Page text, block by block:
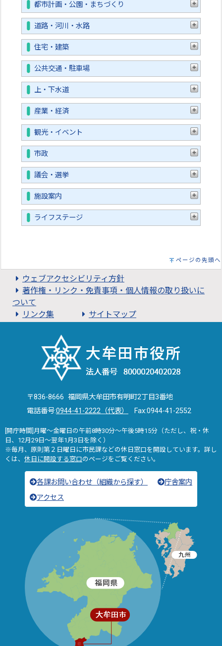
都市計画・公園・まちづくり
道路・河川・水路
住宅・建築
公共交通・駐車場
上・下水道
産業・経済
観光・イベント
市政
議会・選挙
施設案内
ライフステージ
ページの先頭へ
ウェブアクセシビリティ方針
著作権・リンク・免責事項・個人情報の取り扱いに
ついて
リンク集
サイトマップ
〒836-8666 福岡県大牟田市有明町2丁目3番地
電話番号:0944-41-2222（代表） Fax:0944-41-2552
[開庁時間]月曜～金曜日の午前8時30分～午後5時15分（ただし、祝・休
日、12月29日～翌年1月3日を除く）
※毎月、原則第２日曜日に市民課などの休日窓口を開設しています。詳し
くは、 休日に開設する窓口のページをご覧ください。
各課お問い合わせ（組織から探す）
庁舎案内
アクセス